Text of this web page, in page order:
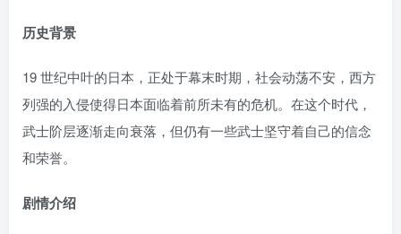
历史背景
19 世纪中叶的日本，正处于幕末时期，社会动荡不安，西方
列强的入侵使得日本面临着前所未有的危机。在这个时代，
武士阶层逐渐走向衰落，但仍有一些武士坚守着自己的信念
和荣誉。
剧情介绍